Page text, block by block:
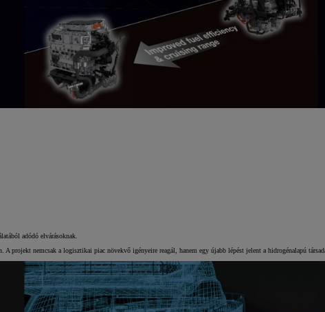
adódó elvárásoknak.
A projekt nemcsak a logisztikai piac növekvő igényeire reagál, hanem egy újabb lépést jelent a hidrogénalapú